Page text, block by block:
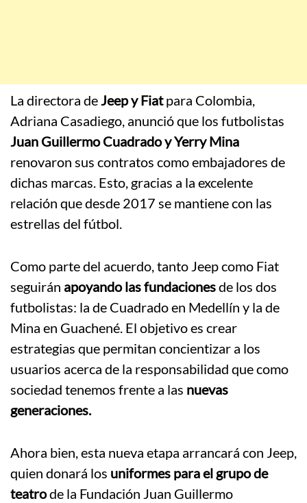
La directora deJeep y Fiatpara Colombia,
Adriana Casadiego, anunció que los futbolistas
Juan Guillermo Cuadrado y Yerry Mina
renovaron sus contratos como embajadores de
dichas marcas. Esto, gracias a la excelente
relación que desde 2017 se mantiene con las
estrellas del fútbol.
Como parte del acuerdo, tanto Jeep como Fiat
seguirán apoyando las fundacionesde los dos
futbolistas: la de Cuadrado en Medellín y la de
Mina en Guachené. El objetivo es crear
estrategias que permitan concientizar a los
usuarios acerca de la responsabilidad que como
sociedad tenemos frente a las nuevas
generaciones.
Ahora bien, esta nueva etapa arrancará con Jeep,
quien donará los uniformes para el grupo de
teatrode la Fundación Juan Guillermo